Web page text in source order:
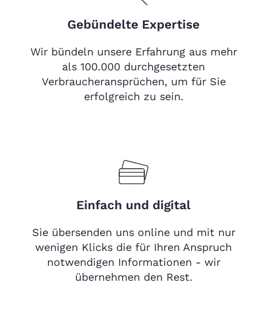
Gebündelte Expertise
Wir bündeln unsere Erfahrung aus mehr
als 100.000 durchgesetzten
Verbraucheransprüchen, um für Sie
erfolgreich zu sein.
Einfach und digital
Sie übersenden uns online und mit nur
wenigen Klicks die für Ihren Anspruch
notwendigen Informationen - wir
übernehmen den Rest.